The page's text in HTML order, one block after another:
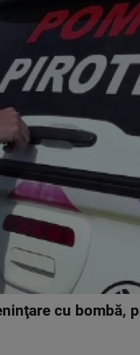
cu bombă,